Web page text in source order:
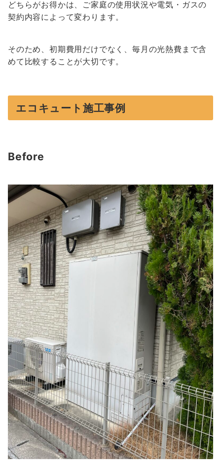
どちらがお得かは、ご家庭の使用状況や電気・ガスの
契約内容によって変わります。
そのため、初期費用だけでなく、毎月の光熱費まで含
めて比較することが大切です。
エコキュート施工事例
Before